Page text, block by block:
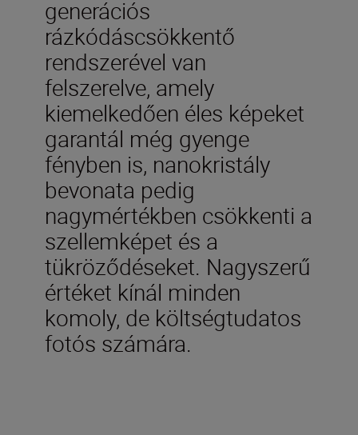
generációs
rázkódáscsökkentő
rendszerével van
felszerelve, amely
kiemelkedően éles képeket
garantál még gyenge
fényben is, nanokristály
bevonata pedig
nagymértékben csökkenti a
szellemképet és a
tükröződéseket. Nagyszerű
értéket kínál minden
komoly, de költségtudatos
fotós számára.